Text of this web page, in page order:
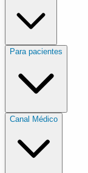
Para pacientes
Canal Médico